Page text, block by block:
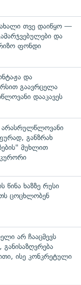
ახალი თვე დაიწყო —
და
ფონდი
და
გაავრცელა
დააკავეს
არასრულწლოვანი
განზრახ
მუხლით
წინა ხაზზე რუსი
ცოცხლობენ
არ ჩააცმევს
ისე კონკრეტული